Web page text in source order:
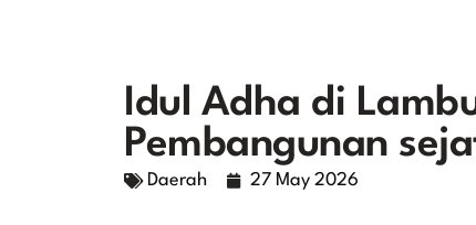
Idul Adha di
Pembangunan
Daerah 27 May 2026